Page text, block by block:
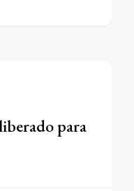
para